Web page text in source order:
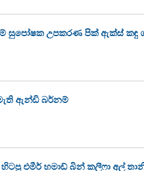
සුපෝෂක උපකරණ පික් ඇක්ස් කඳු
ඇන්ඩි බර්නම්
හිටපු එමීර් හමාඩ් බින් කලීෆා අල්